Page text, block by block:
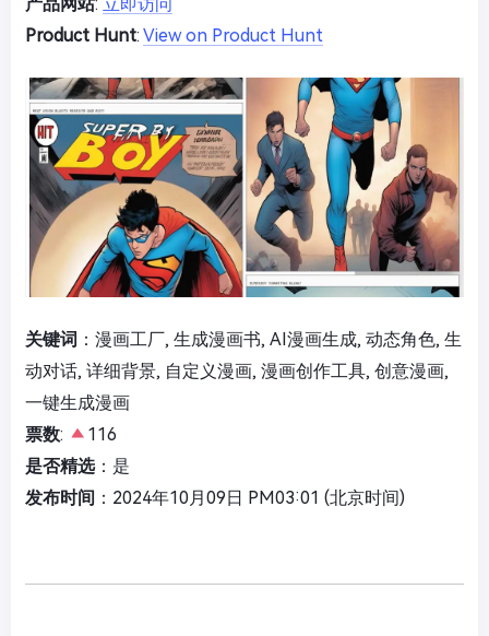
Product Hunt: View on Product Hunt
关键词 ：漫画工厂, 生成漫画书, AI漫画生成, 动态角色, 生
动对话, 详细背景, 自定义漫画, 漫画创作工具, 创意漫画,
一键生成漫画
票数:
116
是否精选：是
发布时间 ：2024年10月09日 PM03:01 (北京时间)